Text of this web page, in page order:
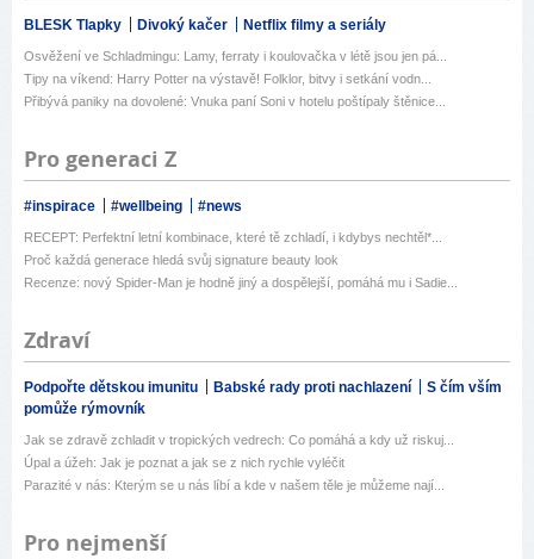
BLESK Tlapky Divoký kačer Netflix filmy a seriály
Osvěžení ve Schladmingu: Lamy, ferraty i koulovačka v létě jsou jen pá...
Tipy na víkend: Harry Potter na výstavě! Folklor, bitvy i setkání vodn...
Přibývá paniky na dovolené: Vnuka paní Soni v hotelu poštípaly štěnice...
Pro generaci Z
#inspirace #wellbeing #news
RECEPT: Perfektní letní kombinace, které tě zchladí, i kdybys nechtěl*...
Proč každá generace hledá svůj signature beauty look
Recenze: nový Spider-Man je hodně jiný a dospělejší, pomáhá mu i Sadie...
Zdraví
Podpořte dětskou imunitu Babské rady proti nachlazení
S čím vším
pomůže rýmovník
Jak se zdravě zchladit v tropických vedrech: Co pomáhá a kdy už riskuj...
Úpal a úžeh: Jak je poznat a jak se z nich rychle vyléčit
Parazité v nás: Kterým se u nás líbí a kde v našem těle je můžeme nají...
Pro nejmenší